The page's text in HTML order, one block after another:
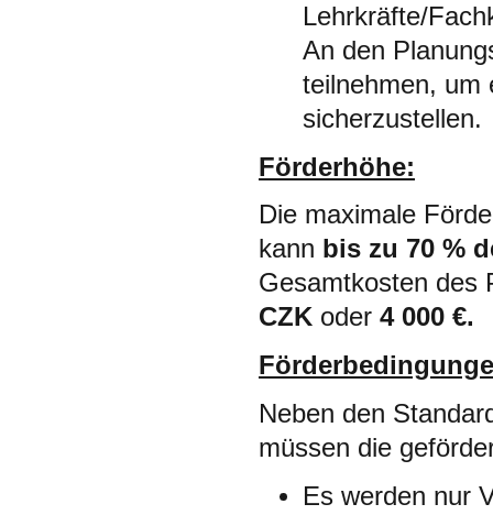
Lehrkräfte/
An den
teilnehmen, um
sicherzustellen.
Förderhöhe:
Die maximale
kann bis zu 70 %
Gesamtkosten des
CZK oder 4 000 €.
Neben den
müssen die
Es werden nur